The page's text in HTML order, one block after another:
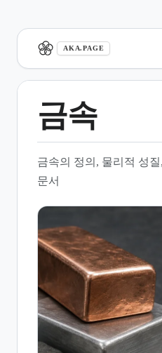
AKA.PAGE
금속
금속의 정의, 물리적 성
문서
물리적 성질과 특징
결정 구조와 원자 배열
화학적 분류 및 주기율표
위치
재료 공학적 관점에서의
산업적 활용 및 응용 분야
관련 문서